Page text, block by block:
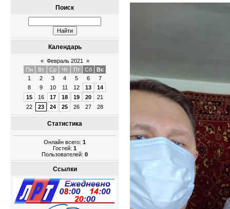
Поиск
Календарь
« Февраль 2021
»
Пн
Вт Ср Чт Пт Сб
Вс
1
2 3 4 5 6
7
8
9 10 11 12 13
14
15
16 17 18 19 20
21
22
23 24 25 26 27 28
Статистика
Онлайн всего: 1
Гостей: 1
Пользователей: 0
Ссылки